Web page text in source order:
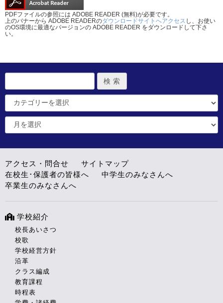
PDFファイルの参照には ADOBE READER (無料)が必要です。
上のバナーから ADOBE READERのダウンロードサイトへアクセス し、お使い
のOS環境に最適なバージョンの ADOBE READER をダウンロードして下さ
い。
アクセス・問合せ
サイトマップ
在校生･保護者の皆様へ
中学生のみなさんへ
卒業生のみなさんへ
学校紹介
校長あいさつ
校歌
学校経営方針
沿革
クラス編成
教育課程
時程表